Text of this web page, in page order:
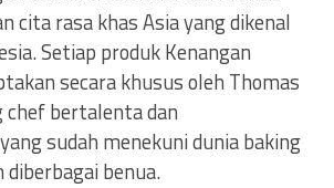
cita rasa khas Asia yang dikenal
Setiap produk Kenangan
secara khusus oleh Thomas
chef bertalenta dan
sudah menekuni dunia baking
benua.